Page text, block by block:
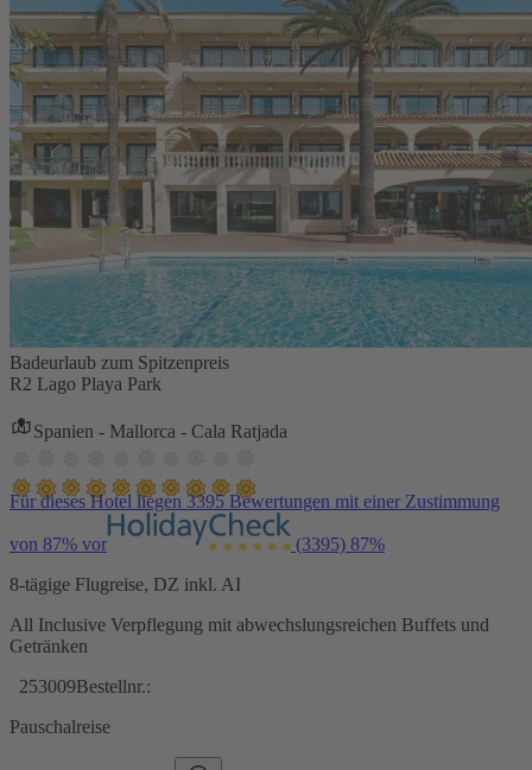
Badeurlaub zum Spitzenpreis
R2 Lago Playa Park
Spanien - Mallorca - Cala Ratjada
Für dieses Hotel liegen 3395 Bewertungen mit einer Zustimmung
von 87% vor (3395) 87%
8-tägige Flugreise, DZ inkl. AI
All Inclusive Verpflegung mit abwechslungsreichen Buffets und
Getränken
253009Bestellnr.:
Pauschalreise